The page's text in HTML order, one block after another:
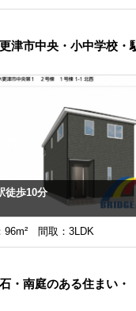
津市中央・小中学校・
徒歩10分
96m² 間取：3LDK
・南庭のある住まい・